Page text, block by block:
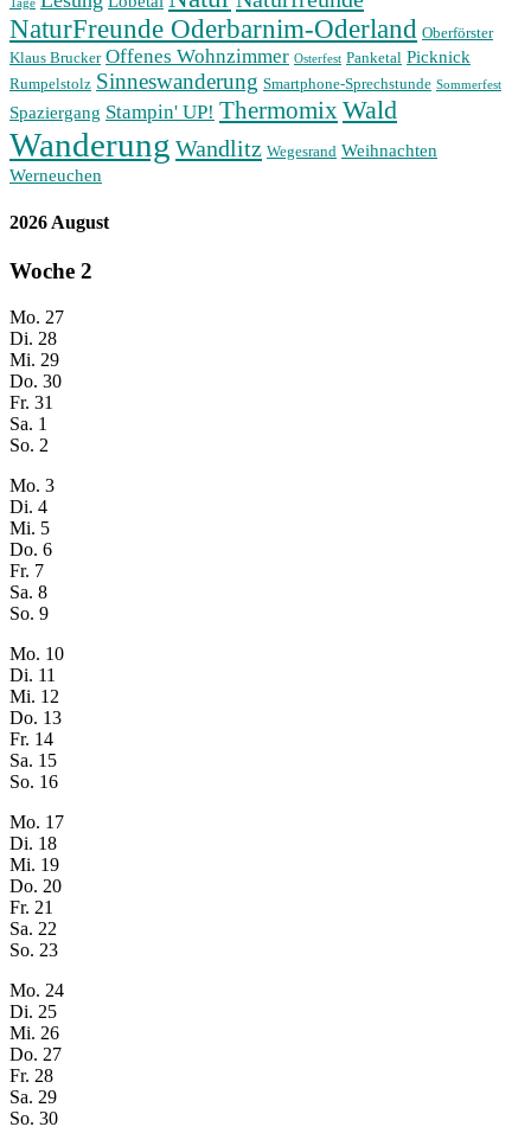
Tage
NaturFreunde Oderbarnim-Oderland Oberförster
Klaus Brucker Offenes Wohnzimmer Osterfest Panketal Picknick
Rumpelstolz Sinneswanderung Smartphone-Sprechstunde Sommerfest
Spaziergang Stampin' UP! ThermomixWald
Wanderung Wandlitz Wegesrand Weihnachten
Werneuchen
2026 August
Woche 2
Mo. 27
Di. 28
Mi. 29
Do. 30
Fr. 31
Sa. 1
So. 2
Mo. 3
Di. 4
Mi. 5
Do. 6
Fr. 7
Sa. 8
So. 9
Mo. 10
Di. 11
Mi. 12
Do. 13
Fr. 14
Sa. 15
So. 16
Mo. 17
Di. 18
Mi. 19
Do. 20
Fr. 21
Sa. 22
So. 23
Mo. 24
Di. 25
Mi. 26
Do. 27
Fr. 28
Sa. 29
So. 30